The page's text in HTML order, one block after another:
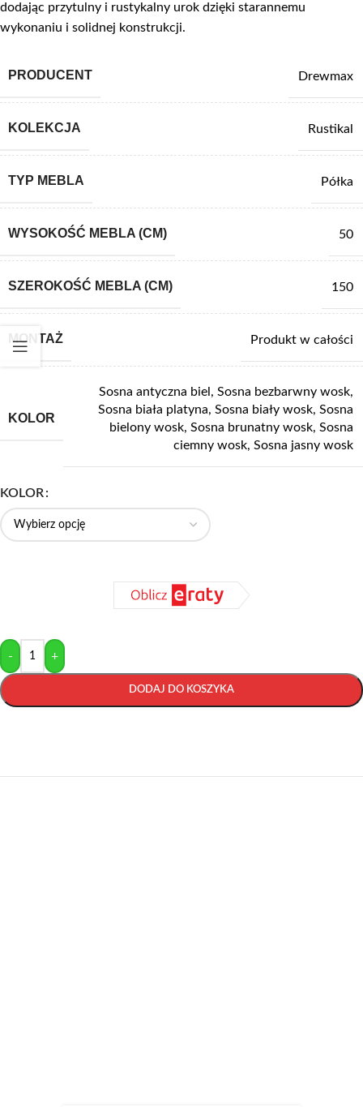
dodając przytulny i rustykalny urok dzięki starannemu
wykonaniu i solidnej konstrukcji.
PRODUCENT Drewmax
KOLEKCJA Rustikal
TYP MEBLA Półka
WYSOKOŚĆ MEBLA (CM) 50
SZEROKOŚĆ MEBLA (CM) 150
MONTAŻ Produkt w całości
KOLOR
Sosna antyczna biel , Sosna bezbarwny wosk,
Sosna biała platyna, Sosna biały wosk, Sosna
bielony wosk, Sosna brunatny wosk, Sosna
ciemny wosk, Sosna jasny wosk
KOLOR
- +
DODAJ DO KOSZYKA